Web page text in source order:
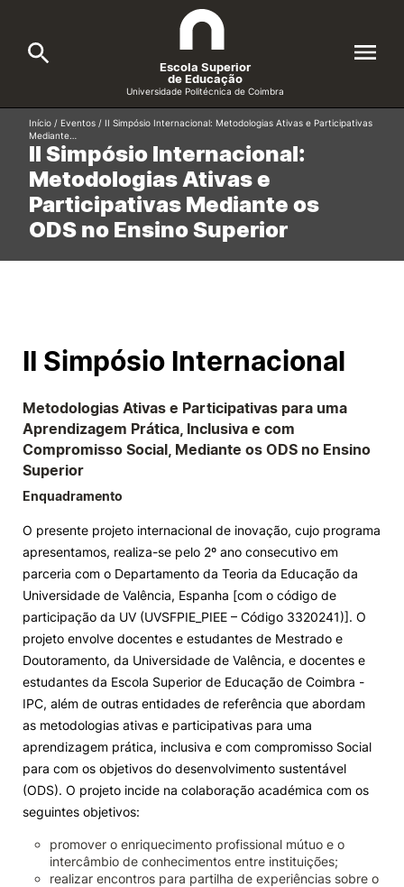
A ESEC
Cursos
Candidatos
Knowledge Factory
Candidaturas
Elogio / Sugestão / Reclamação Contactos Denúncias
Escola Superior
de Educação
Universidade Politécnica de Coimbra
Search
Formative Offer General
II Simpósio Internacional:
Metodologias Ativas e
Participativas Mediante os
ODS no Ensino Superior
Início / Eventos / II Simpósio Internacional: Metodologias Ativas e Participativas
Mediante…
II Simpósio Internacional
Metodologias Ativas e Participativas para uma
Aprendizagem Prática, Inclusiva e com
Compromisso Social, Mediante os ODS no Ensino
Superior
Enquadramento
O presente projeto internacional de inovação, cujo programa
apresentamos, realiza-se pelo 2º ano consecutivo em
parceria com o Departamento da Teoria da Educação da
Universidade de Valência, Espanha [com o código de
participação da UV (UVSFPIE_PIEE – Código 3320241)]. O
projeto envolve docentes e estudantes de Mestrado e
Doutoramento, da Universidade de Valência, e docentes e
estudantes da Escola Superior de Educação de Coimbra -
IPC, além de outras entidades de referência que abordam
as metodologias ativas e participativas para uma
aprendizagem prática, inclusiva e com compromisso Social
para com os objetivos do desenvolvimento sustentável
(ODS). O projeto incide na colaboração académica com os
seguintes objetivos:
promover o enriquecimento profissional mútuo e o
intercâmbio de conhecimentos entre instituições;
realizar encontros para partilha de experiências sobre o